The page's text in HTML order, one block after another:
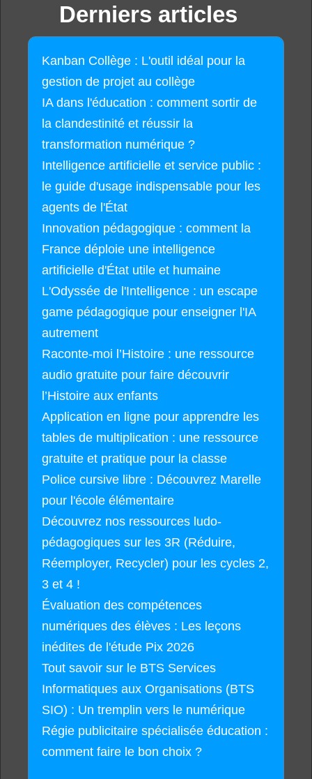
Derniers articles
Kanban Collège : L'outil idéal pour la
gestion de projet au collège
IA dans l'éducation : comment sortir de
la clandestinité et réussir la
transformation numérique ?
Intelligence artificielle et service public :
le guide d'usage indispensable pour les
agents de l'État
Innovation pédagogique : comment la
France déploie une intelligence
artificielle d'État utile et humaine
L'Odyssée de l'Intelligence : un escape
game pédagogique pour enseigner l'IA
autrement
Raconte-moi l’Histoire : une ressource
audio gratuite pour faire découvrir
l’Histoire aux enfants
Application en ligne pour apprendre les
tables de multiplication : une ressource
gratuite et pratique pour la classe
Police cursive libre : Découvrez Marelle
pour l'école élémentaire
Découvrez nos ressources ludo-
pédagogiques sur les 3R (Réduire,
Réemployer, Recycler) pour les cycles 2,
3 et 4 !
Évaluation des compétences
numériques des élèves : Les leçons
inédites de l'étude Pix 2026
Tout savoir sur le BTS Services
Informatiques aux Organisations (BTS
SIO) : Un tremplin vers le numérique
Régie publicitaire spécialisée éducation :
comment faire le bon choix ?